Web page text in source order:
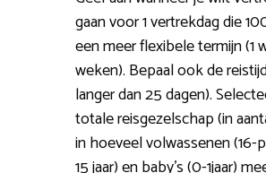
gaan voor 1 vertrekdag die
een meer flexibele termijn (1
weken). Bepaal ook de
langer dan 25 dagen).
totale reisgezelschap (in
in hoeveel volwassenen (16-
15 jaar) en baby’s (0-1jaar)